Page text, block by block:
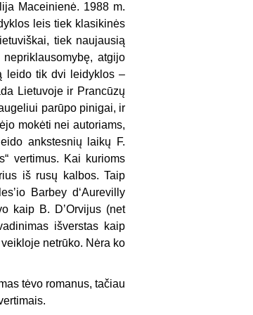
Maceinienė. 1988 m.
leis tiek klasikinės
tiek naujausią
atgijo
leido tik dvi leidyklos –
Lietuvoje ir Prancūzų
parūpo pinigai, ir
mokėti nei autoriams,
ankstesnių laikų F.
vertimus. Kai kurioms
iš rusų kalbos. Taip
Barbey d‘Aurevilly
kaip B. DʼOrvijus (net
išverstas kaip
netrūko. Nėra ko
tėvo romanus, tačiau